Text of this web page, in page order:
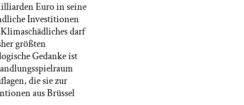
Euro in seine
Investitionen
darf
größten
Gedanke ist
die sie zur
aus Brüssel